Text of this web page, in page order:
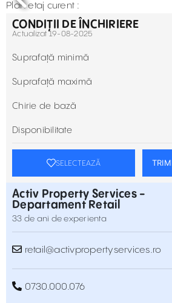
Plan etaj curent :
CONDIȚII DE ÎNCHIRIERE
Actualizat 19-08-2025
Suprafață minimă
Suprafață maximă
Chirie de bază
Disponibilitate
SELECTEAZĂ
Activ Property Services -
Departament Retail
33 de ani de experienta
retail@activpropertyservices.ro
0730.000.076